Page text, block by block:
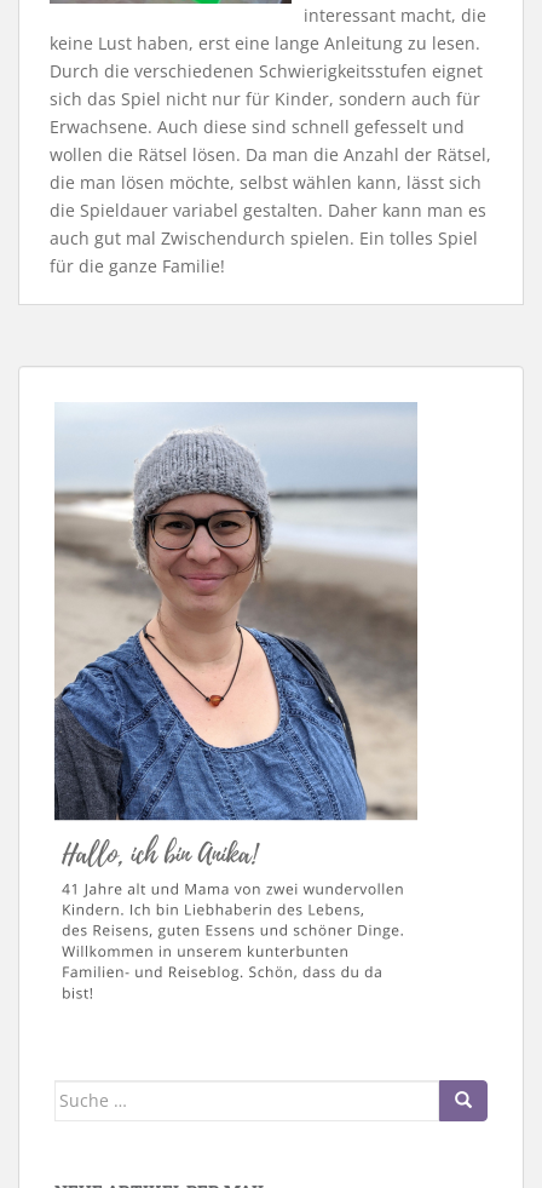
interessant macht, die
keine Lust haben, erst eine lange Anleitung zu lesen.
Durch die verschiedenen Schwierigkeitsstufen eignet
sich das Spiel nicht nur für Kinder, sondern auch für
Erwachsene. Auch diese sind schnell gefesselt und
wollen die Rätsel lösen. Da man die Anzahl der Rätsel,
die man lösen möchte, selbst wählen kann, lässt sich
die Spieldauer variabel gestalten. Daher kann man es
auch gut mal Zwischendurch spielen. Ein tolles Spiel
für die ganze Familie!
Suche